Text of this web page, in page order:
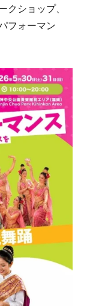
クショップ、
フォーマン